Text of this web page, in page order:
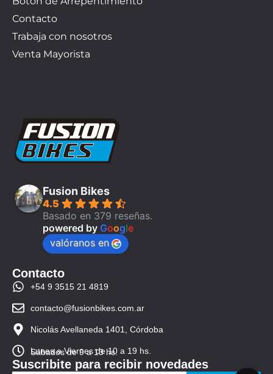
Contacto
Trabaja con nosotros
Venta Mayorista
Fusion Bikes
4.5
Basado en 379 reseñas.
powered by Google
valóranos en
Contacto
+54 9 3515 21 4819
contacto@fusionbikes.com.ar
Nicolás Avellaneda 1401, Córdoba
Lunes a Viernes de 10 a 19 hs.
Sábados de 9 a 13 hs.
Suscribite para recibir novedades